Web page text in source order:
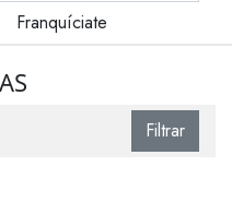
Franquíciate
Filtrar